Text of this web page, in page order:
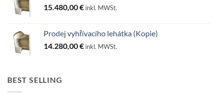
15.480,00€ inkl. MWSt.
Prodej vyhřívacího lehátka (Kopie)
14.280,00€ inkl. MWSt.
BEST SELLING